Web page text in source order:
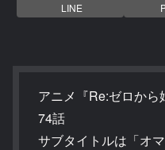
LINE
アニメ『Re:ゼロか
74話
サブタイトルは「オ